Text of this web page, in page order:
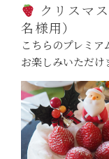
クリスマ
名様用）
こちらのプレミ
お楽しみいただけ